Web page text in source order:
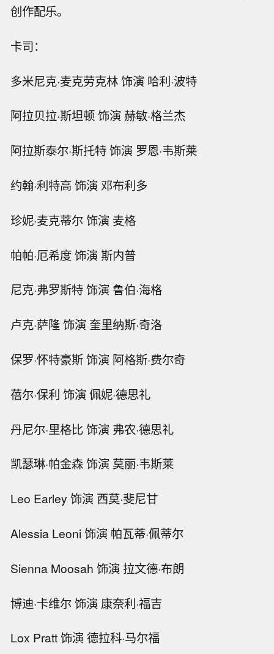
创作配乐。
卡司：
多米尼克·麦克劳克林 饰演 哈利·波特
阿拉贝拉·斯坦顿 饰演 赫敏·格兰杰
阿拉斯泰尔·斯托特 饰演 罗恩·韦斯莱
约翰·利特高 饰演 邓布利多
珍妮·麦克蒂尔 饰演 麦格
帕帕·厄希度 饰演 斯内普
尼克·弗罗斯特 饰演 鲁伯·海格
卢克·萨隆 饰演 奎里纳斯·奇洛
保罗·怀特豪斯 饰演 阿格斯·费尔奇
蓓尔·保利 饰演 佩妮·德思礼
丹尼尔·里格比 饰演 弗农·德思礼
凯瑟琳·帕金森 饰演 莫丽·韦斯莱
Leo Earley 饰演 西莫·斐尼甘
Alessia Leoni 饰演 帕瓦蒂·佩蒂尔
Sienna Moosah 饰演 拉文德·布朗
博迪·卡维尔 饰演 康奈利·福吉
Lox Pratt 饰演 德拉科·马尔福